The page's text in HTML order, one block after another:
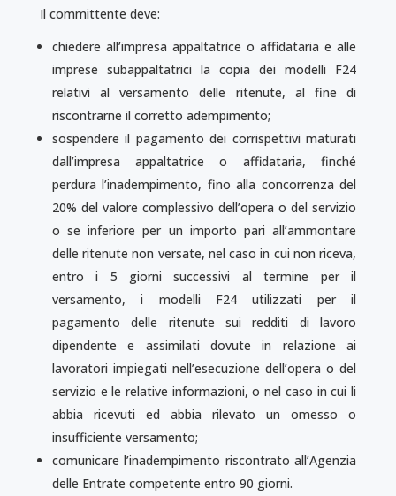
Il committente deve:
chiedere all’impresa appaltatrice o affidataria e alle
imprese subappaltatrici la copia dei modelli F24
relativi al versamento delle ritenute, al fine di
riscontrarne il corretto adempimento;
sospendere il pagamento dei corrispettivi maturati
dall’impresa appaltatrice o affidataria, finché
perdura l’inadempimento, fino alla concorrenza del
20% del valore complessivo dell’opera o del servizio
o se inferiore per un importo pari all’ammontare
delle ritenute non versate, nel caso in cui non riceva,
entro i 5 giorni successivi al termine per il
versamento, i modelli F24 utilizzati per il
pagamento delle ritenute sui redditi di lavoro
dipendente e assimilati dovute in relazione ai
lavoratori impiegati nell’esecuzione dell’opera o del
servizio e le relative informazioni, o nel caso in cui li
abbia ricevuti ed abbia rilevato un omesso o
insufficiente versamento;
comunicare l’inadempimento riscontrato all’Agenzia
delle Entrate competente entro 90 giorni.